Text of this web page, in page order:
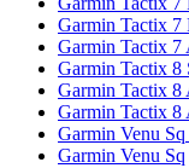
Garmin Tactix 7
Garmin Tactix 7
Garmin Tactix 8
Garmin Tactix 8
Garmin Tactix 8
Garmin Venu
Garmin Venu Sq